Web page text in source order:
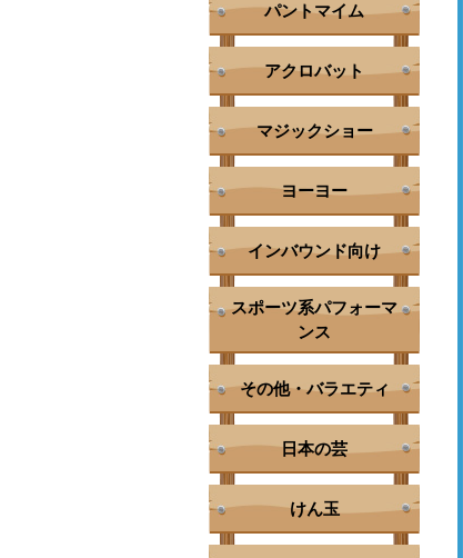
パントマイム
アクロバット
マジックショー
ヨーヨー
インバウンド向け
スポーツ系パフォーマ
ンス
その他・バラエティ
日本の芸
けん玉